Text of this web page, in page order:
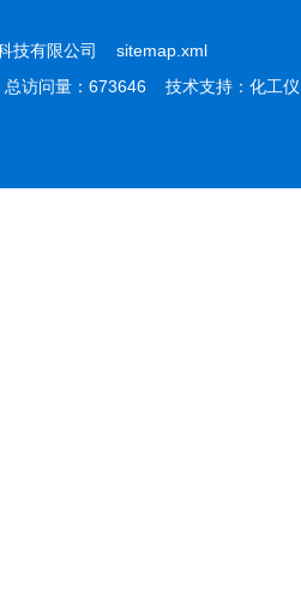
技有限公司 sitemap.xml
访问量：673646 技术支持： 化工仪